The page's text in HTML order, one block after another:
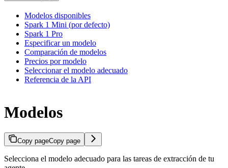
Modelos disponibles
Spark 1 Mini (por defecto)
Spark 1 Pro
Especificar un modelo
Comparación de modelos
Precios por modelo
Seleccionar el modelo adecuado
Referencia de la API
Modelos
Copy pageCopy page
Selecciona el modelo adecuado para las tareas de extracción de tu